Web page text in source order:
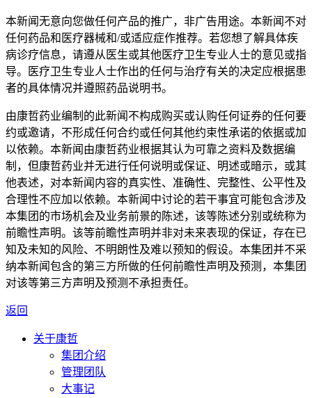
本新闻无意向您做任何产品的推广，非广告用途。本新闻不对
任何药品和医疗器械和/或适应症作推荐。若您想了解具体疾
病诊疗信息，请遵从医生或其他医疗卫生专业人士的意见或指
导。医疗卫生专业人士作出的任何与治疗有关的决定应根据患
者的具体情况并遵照药品说明书。
由康哲药业编制的此新闻不构成购买或认购任何证券的任何要
约或邀请，不形成任何合约或任何其他约束性承诺的依据或加
以依赖。本新闻由康哲药业根据其认为可靠之资料及数据编
制，但康哲药业并无进行任何说明或保证、明述或暗示，或其
他表述，对本新闻内容的真实性、准确性、完整性、公平性及
合理性不应加以依赖。本新闻中讨论的若干事宜可能包含涉及
本集团的市场机会及业务前景的陈述，该等陈述分别或统称为
前瞻性声明。该等前瞻性声明并非对未来表现的保证，存在已
知及未知的风险、不明朗性及难以预知的假设。本集团并不采
纳本新闻包含的第三方所做的任何前瞻性声明及预测，本集团
对该等第三方声明及预测不承担责任。
返回
关于康哲
集团介绍
管理团队
大事记